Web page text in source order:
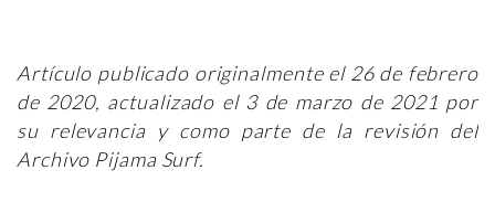
Artículo publicado originalmente el 26 de febrero
de 2020, actualizado el 3 de marzo de 2021 por
su relevancia y como parte de la revisión del
Archivo Pijama Surf.